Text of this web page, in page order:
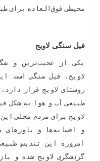
محیطی فوق‌العاده برای
فیل سنگی لاویج
یکی از عجیب‌ترین و
لاویج، فیل سنگی است.
روستای لاویج قرار
طبیعی آب و هوا به شکل
لاویج برای مردم محلی
و افسانه‌ها و باورهای
امروزه این تندیس
گردشگری لاویج شده و